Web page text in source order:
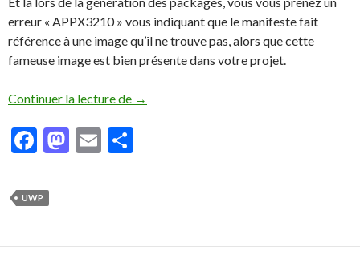
erreur « APPX3210 » vous indiquant que le manifeste fait
référence à une image qu’il ne trouve pas, alors que cette
fameuse image est bien présente dans votre projet.
Continuer la lecture de UWP: Erreur « APPX3210 » lors de la
→
F
e
b
o
M
o
E
er
UWP